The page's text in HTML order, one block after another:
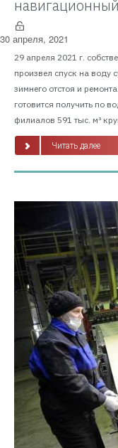
30 апреля, 2021
29 апреля 2021 г.
произвел спуск на воду
зимнего отстоя и
готовится получить по
филиалов 591 тыс. м³
Читать далее